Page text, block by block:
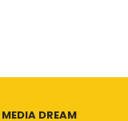
MEDIA DREAM